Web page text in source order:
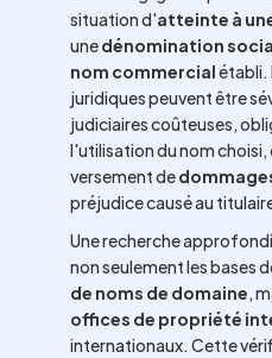
situation d'atteinte à
unedénomination
nom commercialétabli.
juridiques peuvent être
judiciaires coûteuses,
l'utilisation du nom
versement de
préjudice causé au
Une recherche
non seulement les bases
de noms de domaine,
offices de propriété
internationaux. Cette